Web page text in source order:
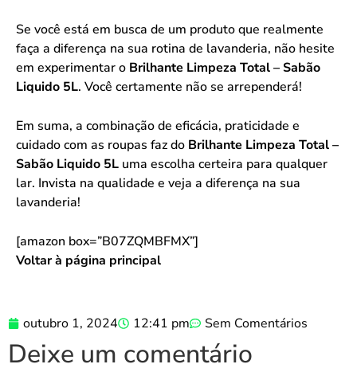
Se você está em busca de um produto que realmente
faça a diferença na sua rotina de lavanderia, não hesite
em experimentar o Brilhante Limpeza Total – Sabão
Liquido 5L. Você certamente não se arrependerá!
Em suma, a combinação de eficácia, praticidade e
cuidado com as roupas faz do Brilhante Limpeza Total –
Sabão Liquido 5L uma escolha certeira para qualquer
lar. Invista na qualidade e veja a diferença na sua
lavanderia!
[amazon box=”B07ZQMBFMX”]
Voltar à página principal
outubro 1, 2024 12:41 pm Sem Comentários
Deixe um comentário